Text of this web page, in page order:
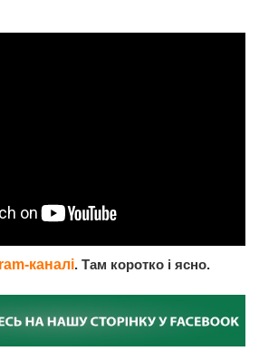
каналі. Там коротко і ясно.